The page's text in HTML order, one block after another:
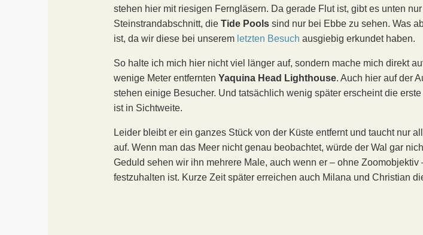
stehen hier mit riesigen Ferngläsern. Da gerade Flut ist, gibt es unten
Steinstrandabschnitt, die Tide Pools sind nur bei Ebbe zu sehen. Was
ist, da wir diese bei unserem letzten Besuch ausgiebig erkundet haben.
So halte ich mich hier nicht viel länger auf, sondern mache mich direkt
wenige Meter entfernten Yaquina Head Lighthouse. Auch hier auf der
stehen einige Besucher. Und tatsächlich wenig später erscheint die erste
ist in Sichtweite.
Leider bleibt er ein ganzes Stück von der Küste entfernt und taucht nur
auf. Wenn man das Meer nicht genau beobachtet, würde der Wal gar
Geduld sehen wir ihn mehrere Male, auch wenn er – ohne Zoomobjektiv
festzuhalten ist. Kurze Zeit später erreichen auch Milana und Christian